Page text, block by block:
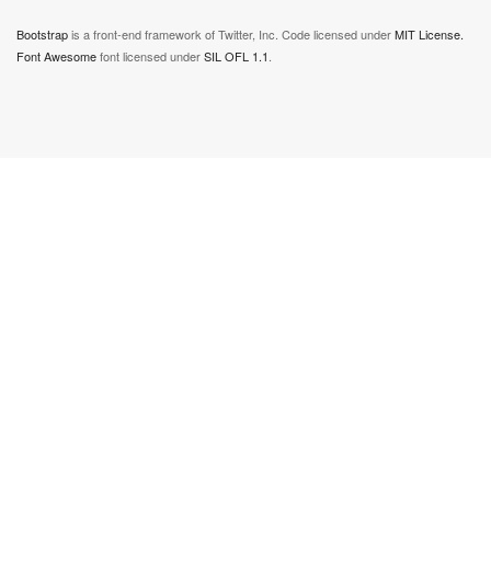
Bootstrapis a front-end framework of Twitter, Inc. Code licensed underMIT License.
Font Awesomefont licensed underSIL OFL 1.1